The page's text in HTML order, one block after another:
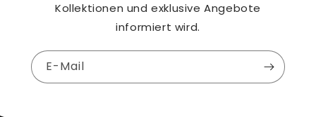
Kollektionen und exklusive Angebote
informiert wird.
E-Mail